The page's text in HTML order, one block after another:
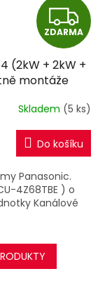
Z
D
A
R
M
A
ZDARMA
(2kW + 2kW +
montáže
Skladem (5 ks)
Do košíku
Panasonic.
4Z68TBE ) o
Kanálové